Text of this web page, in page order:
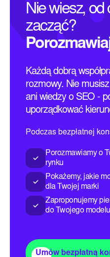
Nie wiesz, od
zacząć?
Każdą dobrą
rozmowy. Nie
ani wiedzy o SEO -
uporządkować
Podczas bezpłatnej
Porozmawiamy o
rynku
Pokażemy, jakie
dla Twojej marki
Zaproponujemy
do Twojego
Umów bezpłatną